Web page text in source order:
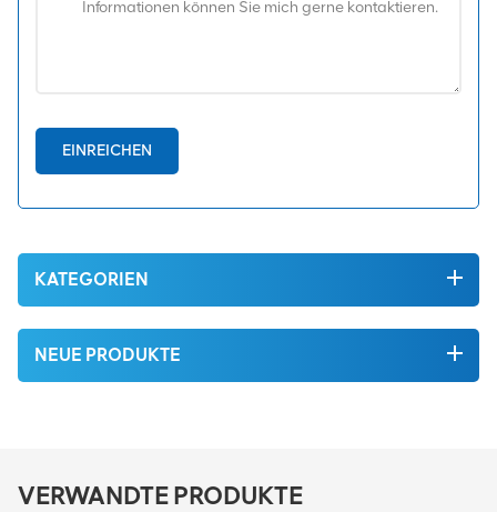
EINREICHEN
KATEGORIEN
NEUE PRODUKTE
VERWANDTE PRODUKTE